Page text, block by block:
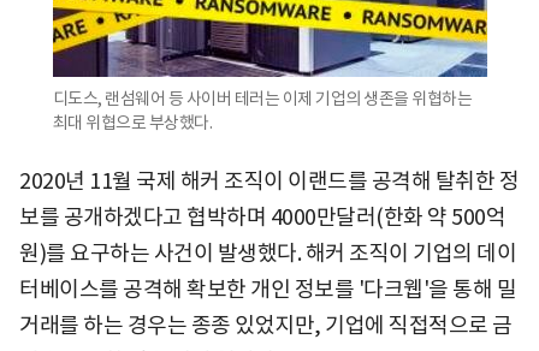
디도스, 랜섬웨어 등 사이버 테러는 이제 기업의 생존을 위협하는
최대 위협으로 부상했다.
2020년 11월 국제 해커 조직이 이랜드를 공격해 탈취한 정
보를 공개하겠다고 협박하며 4000만달러(한화 약 500억
원)를 요구하는 사건이 발생했다. 해커 조직이 기업의 데이
터베이스를 공격해 확보한 개인 정보를 '다크웹'을 통해 밀
거래를 하는 경우는 종종 있었지만, 기업에 직접적으로 금